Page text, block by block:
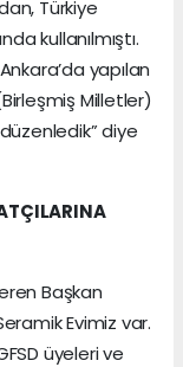
Türkiye
kullanılmıştı.
yapılan
Milletler)
diye
Başkan
Evimiz var.
üyeleri ve